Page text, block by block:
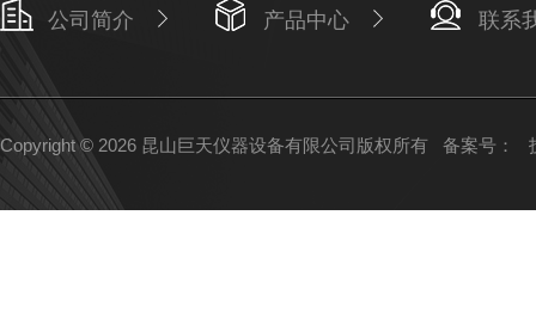
公司简介 产品中心 联系
Copyright © 2026 昆山巨天仪器设备有限公司版权所有 备案号：